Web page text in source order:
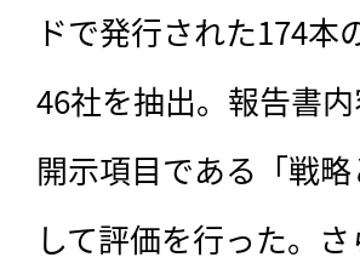
ドで発行された174本
46社を抽出。報告書
開示項目である「戦
して評価を行った。